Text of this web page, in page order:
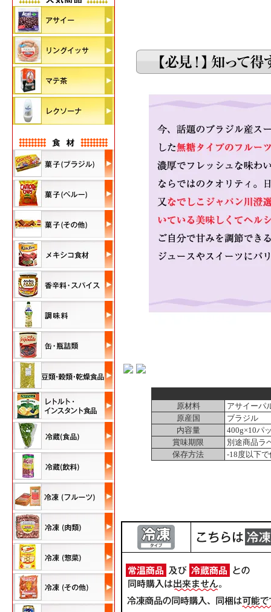
原材料
アサイーパ
原産国
ブラジル
内容量
400g×10パ
賞味期限
別途商品ラ
保存方法
-18度以下